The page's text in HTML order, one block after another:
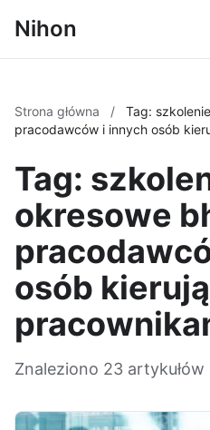
Nihon
Strona główna /
Tag:
pracodawców i innych osób
Tag:
okresowe
osób
Znaleziono 23 artykułów